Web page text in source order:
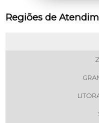
Regiões de